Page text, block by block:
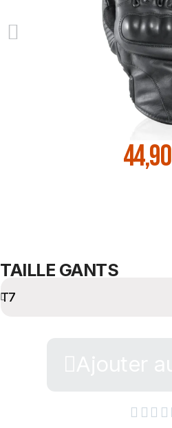
TAILLE GANTS
   